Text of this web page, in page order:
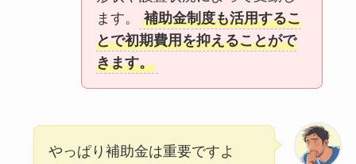
ます。
補助金制度も活用するこ
とで初期費用を抑えることがで
きます。
やっぱり補助金は重要ですよ